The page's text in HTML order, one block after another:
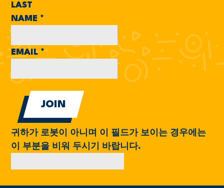
LAST
NAME *
EMAIL*
귀하가 로봇이 아니며 이 필드가 보이는 경우에는
이 부분을 비워 두시기 바랍니다.